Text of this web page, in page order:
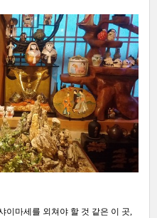
이마세를 외쳐야 할 것 같은 이 곳,